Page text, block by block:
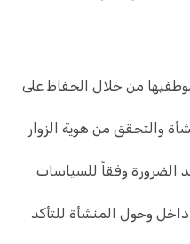
من خلال الحفاظ على
والتحقق من هوية الزوار
الضرورة وفقاً للسياسات
داخل وحول المنشأة للتأكد